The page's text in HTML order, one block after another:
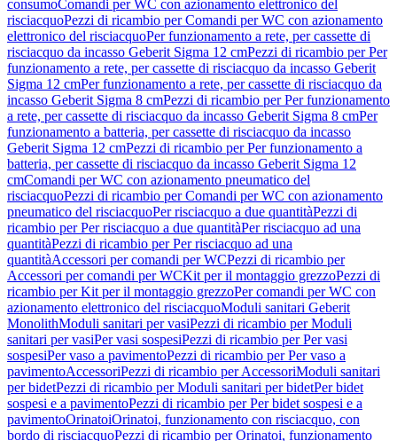
consumoComandi per WC con azionamento elettronico del
risciacquoPezzi di ricambio per Comandi per WC con azionamento
elettronico del risciacquoPer funzionamento a rete, per cassette di
risciacquo da incasso Geberit Sigma 12 cmPezzi di ricambio per Per
funzionamento a rete, per cassette di risciacquo da incasso Geberit
Sigma 12 cmPer funzionamento a rete, per cassette di risciacquo da
incasso Geberit Sigma 8 cmPezzi di ricambio per Per funzionamento
a rete, per cassette di risciacquo da incasso Geberit Sigma 8 cmPer
funzionamento a batteria, per cassette di risciacquo da incasso
Geberit Sigma 12 cmPezzi di ricambio per Per funzionamento a
batteria, per cassette di risciacquo da incasso Geberit Sigma 12
cmComandi per WC con azionamento pneumatico del
risciacquoPezzi di ricambio per Comandi per WC con azionamento
pneumatico del risciacquoPer risciacquo a due quantitàPezzi di
ricambio per Per risciacquo a due quantitàPer risciacquo ad una
quantitàPezzi di ricambio per Per risciacquo ad una
quantitàAccessori per comandi per WCPezzi di ricambio per
Accessori per comandi per WCKit per il montaggio grezzoPezzi di
ricambio per Kit per il montaggio grezzoPer comandi per WC con
azionamento elettronico del risciacquoModuli sanitari Geberit
MonolithModuli sanitari per vasiPezzi di ricambio per Moduli
sanitari per vasiPer vasi sospesiPezzi di ricambio per Per vasi
sospesiPer vaso a pavimentoPezzi di ricambio per Per vaso a
pavimentoAccessoriPezzi di ricambio per AccessoriModuli sanitari
per bidetPezzi di ricambio per Moduli sanitari per bidetPer bidet
sospesi e a pavimentoPezzi di ricambio per Per bidet sospesi e a
pavimentoOrinatoiOrinatoi, funzionamento con risciacquo, con
bordo di risciacquoPezzi di ricambio per Orinatoi, funzionamento